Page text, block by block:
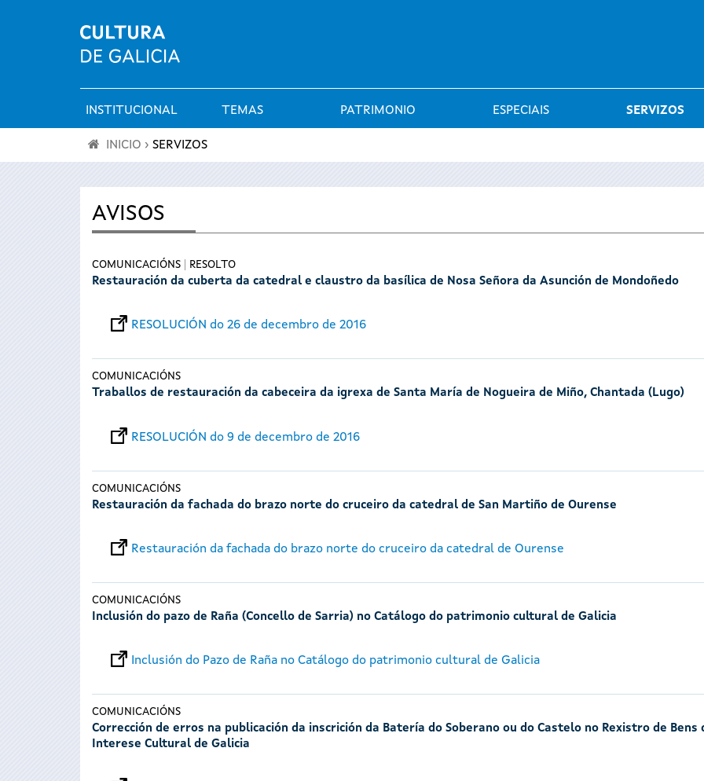
Menú
principal
INSTITUCIONAL TEMAS PATRIMONIO ESPECIAIS SERVIZOS
está
INICIO › SERVIZOS
AVISOS
COMUNICACIÓNS RESOLTO
Restauración da cuberta da catedral e claustro da basílica de Nosa Señora da Asunción de Mondoñedo
RESOLUCIÓN do 26 de decembro de 2016
COMUNICACIÓNS
Traballos de restauración da cabeceira da igrexa de Santa María de Nogueira de Miño, Chantada (Lugo)
RESOLUCIÓN do 9 de decembro de 2016
COMUNICACIÓNS
Restauración da fachada do brazo norte do cruceiro da catedral de San Martiño de Ourense
Restauración da fachada do brazo norte do cruceiro da catedral de Ourense
COMUNICACIÓNS
Inclusión do pazo de Raña (Concello de Sarria) no Catálogo do patrimonio cultural de Galicia
Inclusión do Pazo de Raña no Catálogo do patrimonio cultural de Galicia
COMUNICACIÓNS
Corrección de erros na publicación da inscrición da Batería do Soberano ou do Castelo no Rexistro de Bens
Interese Cultural de Galicia